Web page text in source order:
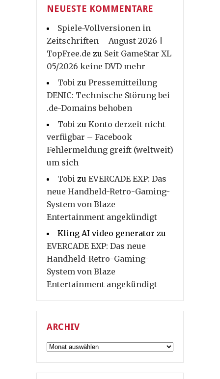
NEUESTE KOMMENTARE
Spiele-Vollversionen in
Zeitschriften – August 2026 |
TopFree.de zu Seit GameStar XL
05/2026 keine DVD mehr
Tobi zu Pressemitteilung
DENIC: Technische Störung bei
.de-Domains behoben
Tobi zu Konto derzeit nicht
verfügbar – Facebook
Fehlermeldung greift (weltweit)
um sich
Tobi zu EVERCADE EXP: Das
neue Handheld-Retro-Gaming-
System von Blaze
Entertainment angekündigt
Kling AI video generator zu
EVERCADE EXP: Das neue
Handheld-Retro-Gaming-
System von Blaze
Entertainment angekündigt
ARCHIV
Archiv